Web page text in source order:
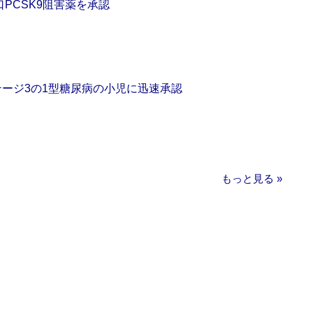
PCSK9阻害薬を承認
ジ3の1型糖尿病の小児に迅速承認
もっと見る »